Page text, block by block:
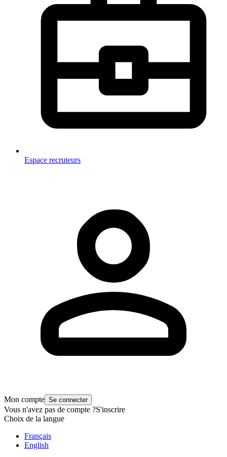
Espace recruteurs
Mon compte Se connecter
Vous n'avez pas de compte ?S'inscrire
Choix de la langue
Français
English